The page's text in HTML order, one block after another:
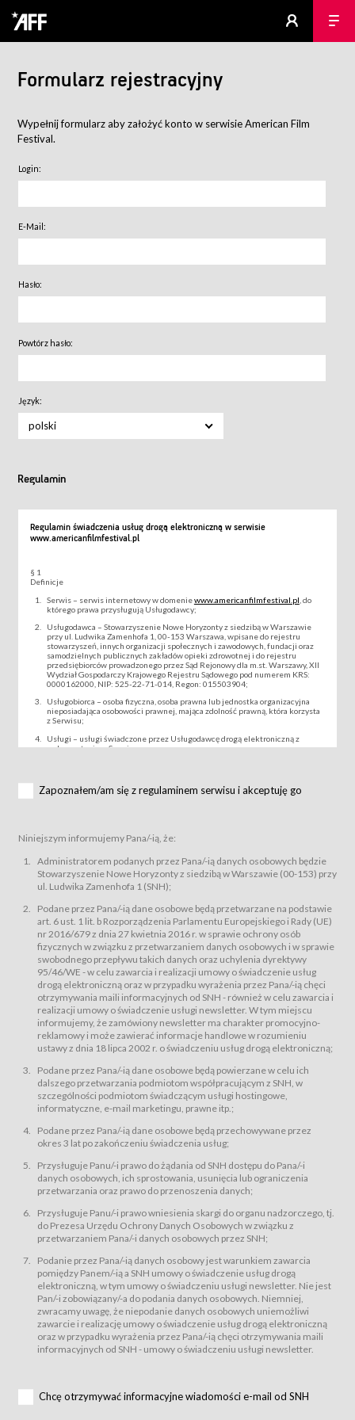
Formularz rejestracyjny
Wypełnij formularz aby założyć konto w serwisie American Film
Festival.
Login:
E-Mail:
Hasło:
Powtórz hasło:
Język:
polski
Regulamin
Regulamin świadczenia usług drogą elektroniczną w serwisie
www.americanfilmfestival.pl
§ 1
Definicje
Serwis – serwis internetowy w domeniewww.americanfilmfestival.pl , do
którego prawa przysługują Usługodawcy;
Usługodawca – Stowarzyszenie Nowe Horyzonty z siedzibą w Warszawie
przy ul. Ludwika Zamenhofa 1, 00-153 Warszawa, wpisane do rejestru
stowarzyszeń, innych organizacji społecznych i zawodowych, fundacji oraz
samodzielnych publicznych zakładów opieki zdrowotnej i do rejestru
przedsiębiorców prowadzonego przez Sąd Rejonowy dla m.st. Warszawy, XII
Wydział Gospodarczy Krajowego Rejestru Sądowego pod numerem KRS:
0000162000, NIP: 525-22-71-014, Regon: 015503904;
Usługobiorca – osoba fizyczna, osoba prawna lub jednostka organizacyjna
nieposiadająca osobowości prawnej, mająca zdolność prawną, która korzysta
z Serwisu;
Usługi – usługi świadczone przez Usługodawcę drogą elektroniczną z
wykorzystaniem Serwisu;
za pośrednictwem Serwisu;
podmiotom z branży mediów i filmowej (Akredytacje);
Bilety – wybrane dokumenty potwierdzające zawarcie umowy z
Usługodawcą i uprawniające do wzięcia udziału w Wydarzeniu,
przewidziane przez Usługodawcę dla danego Wydarzenia, tj. uprawniające
do uczestnictwa w wielu albo w pojedynczych seansach filmowych,
Sklep – sklep internetowy prowadzony przez Usługodawcę w Serwisie;
Regulamin – niniejszy regulamin.
§ 2
Postanowienia ogólne
Regulamin określa zasady:
świadczenia Usługobiorcom Usług przez Usługodawcę, z
zastrzeżeniem usług, o których mowa w ust. 2 pkt. 4 i 5 poniżej, których
zasady świadczenia precyzują odrębne regulaminy,
przetwarzania przez Usługodawcę danych osobowych Usługobiorców
będących osobami fizycznymi.
świadczy Usługi drogą elektroniczną w rozumieniu ustawy z dnia 18 lipca
2002 r. o świadczeniu usług drogą elektroniczną (Dz.U. z 2002 r., Nr 144, poz.
1204, z późń. zm.). Usługi świadczone są nieodpłatnie.
usługę przeglądania i odczytywania przez Usługobiorców materiałów
zamieszczanych w Serwisie,
usługę utrzymywania konta użytkownika w Serwisie,
usługę newsletter,
usługę zawierania na odległość umów nabycia Karnetów i Biletów,
usługę zawierania na odległość umów sprzedaży w Sklepie.
dnia 18 lipca 2002 r. o świadczeniu usług drogą elektroniczną (Dz.U. z 2002
r., Nr 144, poz. 1204, z późń. zm.). Usługi świadczone są nieodpłatnie.
Na zasadach określonych w Regulaminie dostęp do Serwisu jest otwarty dla
Usługobiorca przed rozpoczęciem korzystania z Serwisu jest zobowiązany
zapoznać się z Regulaminem. Założenie konta w Serwisie oraz zamówienie
usługi newsletter za pośrednictwem przeznaczonego do tego formularza
zamieszczonego na stronach Serwisu dostępnych dla wszystkich
Usługobiorców wymaga akceptacji postanowień Regulaminu.
Usługobiorca zobowiązany jest do przestrzegania postanowień Regulaminu
od chwili rozpoczęcia korzystania z Serwisu.
Regulamin jest udostępniony Usługobiorcom nieodpłatnie za
Warunki techniczne korzystania z Usług
Zapoznałem/am się z regulaminem serwisu i akceptuję go
Niniejszym informujemy Pana/-ią, że:
Administratorem podanych przez Pana/-ią danych osobowych będzie
Stowarzyszenie Nowe Horyzonty z siedzibą w Warszawie (00-153) przy
ul. Ludwika Zamenhofa 1 (SNH);
Podane przez Pana/-ią dane osobowe będą przetwarzane na podstawie
art. 6 ust. 1 lit. b Rozporządzenia Parlamentu Europejskiego i Rady (UE)
nr 2016/679 z dnia 27 kwietnia 2016 r. w sprawie ochrony osób
fizycznych w związku z przetwarzaniem danych osobowych i w sprawie
swobodnego przepływu takich danych oraz uchylenia dyrektywy
95/46/WE - w celu zawarcia i realizacji umowy o świadczenie usług
drogą elektroniczną oraz w przypadku wyrażenia przez Pana/-ią chęci
otrzymywania maili informacyjnych od SNH - również w celu zawarcia i
realizacji umowy o świadczenie usługi newsletter. W tym miejscu
informujemy, że zamówiony newsletter ma charakter promocyjno-
reklamowy i może zawierać informacje handlowe w rozumieniu
ustawy z dnia 18 lipca 2002 r. o świadczeniu usług drogą elektroniczną;
Podane przez Pana/-ią dane osobowe będą powierzane w celu ich
dalszego przetwarzania podmiotom współpracującym z SNH, w
szczególności podmiotom świadczącym usługi hostingowe,
informatyczne, e-mail marketingu, prawne itp.;
Podane przez Pana/-ią dane osobowe będą przechowywane przez
okres 3 lat po zakończeniu świadczenia usług;
Przysługuje Panu/-i prawo do żądania od SNH dostępu do Pana/-i
danych osobowych, ich sprostowania, usunięcia lub ograniczenia
przetwarzania oraz prawo do przenoszenia danych;
Przysługuje Panu/-i prawo wniesienia skargi do organu nadzorczego, tj.
do Prezesa Urzędu Ochrony Danych Osobowych w związku z
przetwarzaniem Pana/-i danych osobowych przez SNH;
Podanie przez Pana/-ią danych osobowy jest warunkiem zawarcia
pomiędzy Panem/-ią a SNH umowy o świadczenie usług drogą
elektroniczną, w tym umowy o świadczeniu usługi newsletter. Nie jest
Pan/-i zobowiązany/-a do podania danych osobowych. Niemniej,
zwracamy uwagę, że niepodanie danych osobowych uniemożliwi
zawarcie i realizację umowy o świadczenie usług drogą elektroniczną
oraz w przypadku wyrażenia przez Pana/-ią chęci otrzymywania maili
informacyjnych od SNH - umowy o świadczeniu usługi newsletter.
Chcę otrzymywać informacyjne wiadomości e-mail od SNH